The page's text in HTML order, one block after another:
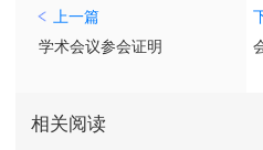
上一篇
学术会议参会证明
相关阅读